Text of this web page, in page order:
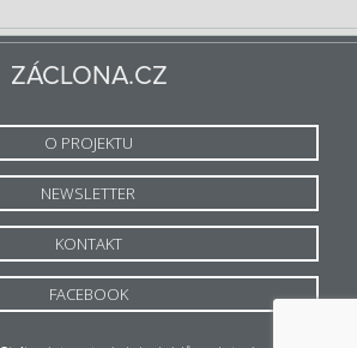
ZÁCLONA.CZ
O PROJEKTU
NEWSLETTER
KONTAKT
FACEBOOK